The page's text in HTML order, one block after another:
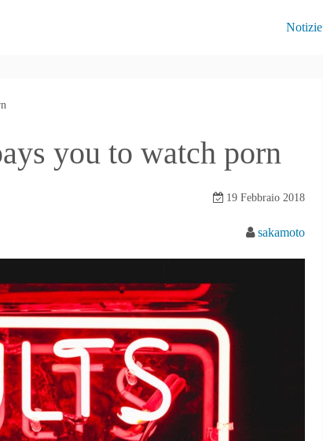
Notizie
you to watch porn
19 Febbraio 2018
sakamoto